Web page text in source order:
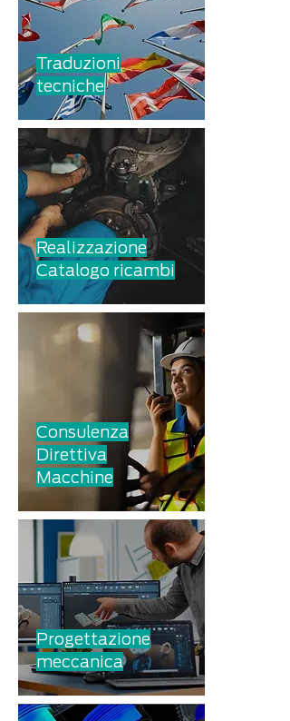
Traduzioni
tecniche
Realizzazione
Catalogo ricambi
Consulenza
Direttiva
Macchine
Progettazione
meccanica